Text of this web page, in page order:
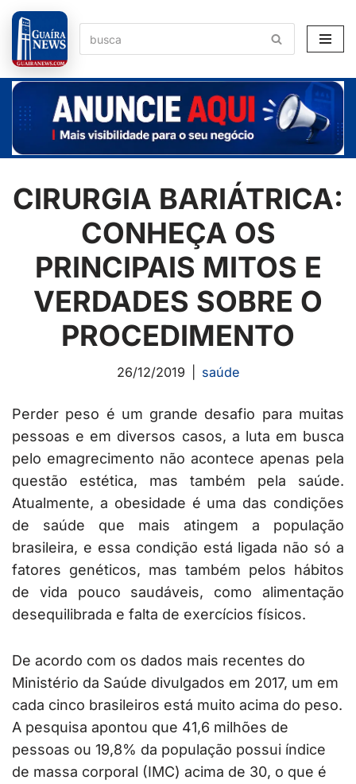
Pular
para
o
conteúdo
CIRURGIA BARIÁTRICA:
CONHEÇA OS
PRINCIPAIS MITOS E
VERDADES SOBRE O
PROCEDIMENTO
26/12/2019 saúde
Perder peso é um grande desafio para muitas
pessoas e em diversos casos, a luta em busca
pelo emagrecimento não acontece apenas pela
questão estética, mas também pela saúde.
Atualmente, a obesidade é uma das condições
de saúde que mais atingem a população
brasileira, e essa condição está ligada não só a
fatores genéticos, mas também pelos hábitos
de vida pouco saudáveis, como alimentação
desequilibrada e falta de exercícios físicos.
De acordo com os dados mais recentes do
Ministério da Saúde divulgados em 2017, um em
cada cinco brasileiros está muito acima do peso.
A pesquisa apontou que 41,6 milhões de
pessoas ou 19,8% da população possui índice
de massa corporal (IMC) acima de 30, o que é